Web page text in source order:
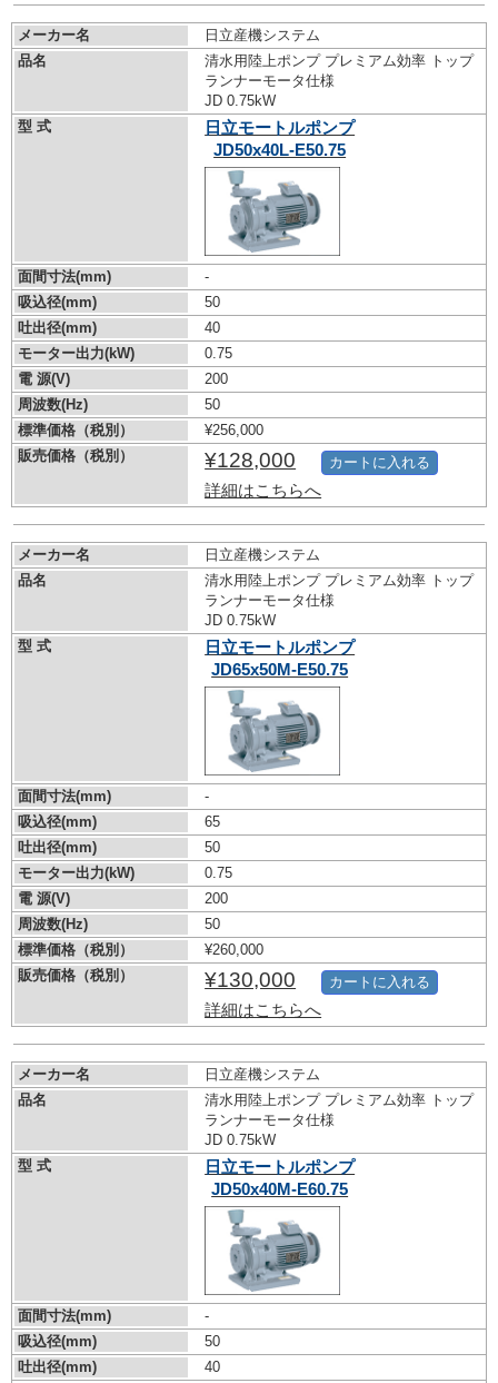
メーカー名
日立産機システム
品名
清水用陸上ポンプ プレミアム効率 トップ
ランナーモータ仕様
JD 0.75kW
型 式
日立モートルポンプ
JD50x40L-E50.75
面間寸法(mm)
-
吸込径(mm)
50
吐出径(mm)
40
モーター出力(kW)
0.75
電 源(V)
200
周波数(Hz)
50
標準価格（税別）
¥256,000
販売価格（税別）
¥128,000
詳細はこちらへ
カートに入れる
メーカー名
日立産機システム
品名
清水用陸上ポンプ プレミアム効率 トップ
ランナーモータ仕様
JD 0.75kW
型 式
日立モートルポンプ
JD65x50M-E50.75
面間寸法(mm)
-
吸込径(mm)
65
吐出径(mm)
50
モーター出力(kW)
0.75
電 源(V)
200
周波数(Hz)
50
標準価格（税別）
¥260,000
販売価格（税別）
¥130,000
詳細はこちらへ
カートに入れる
メーカー名
日立産機システム
品名
清水用陸上ポンプ プレミアム効率 トップ
ランナーモータ仕様
JD 0.75kW
型 式
日立モートルポンプ
JD50x40M-E60.75
面間寸法(mm)
-
吸込径(mm)
50
吐出径(mm)
40